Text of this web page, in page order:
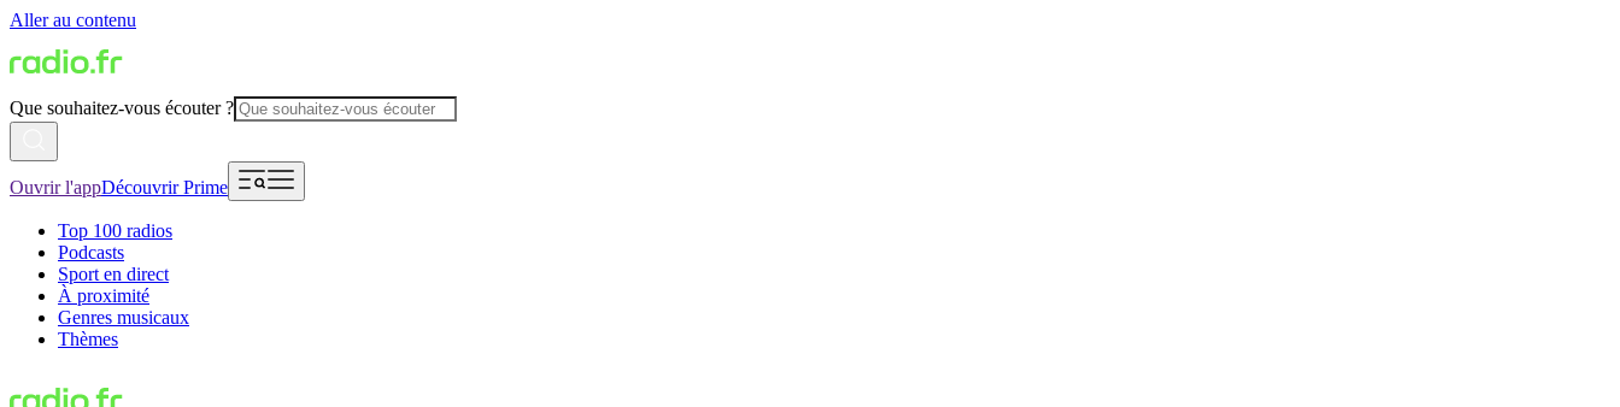
Aller au contenu
Que souhaitez-vous écouter ?
Ouvrir l'appDécouvrir Prime
Top 100 radios
Podcasts
Sport en direct
À proximité
Genres musicaux
Thèmes